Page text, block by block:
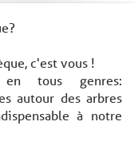
c'est vous !
en tous genres:
autour des arbres
à notre